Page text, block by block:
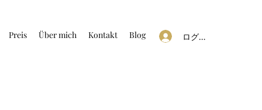
Preis Über mich Kontakt Blog ログイン